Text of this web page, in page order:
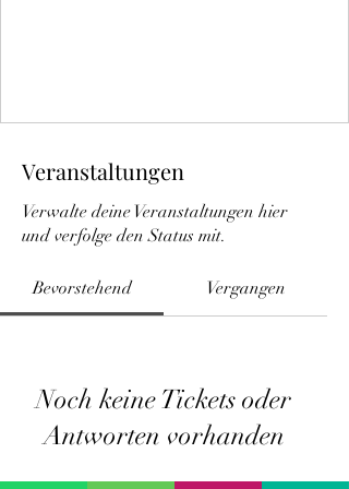
Veranstaltungen
Verwalte deine Veranstaltungen hier
und verfolge den Status mit.
Bevorstehend Vergangen
Noch keine Tickets oder
Antworten vorhanden